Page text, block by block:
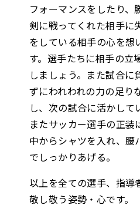
フォーマンスをしたり、
剣に戦ってくれた相手に
をしている相手の心を
す。選手たちに相手の立
しましょう。また試合
ずにわれわれの力の足り
し、次の試合に活かして
またサッカー選手の正装
中からシャツを入れ、腰
でしっかりあげる。
以上を全ての選手、指導
敬し敬う姿勢・心です。